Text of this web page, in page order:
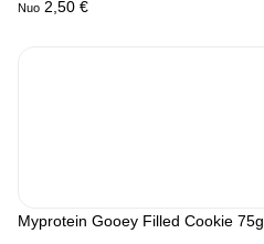
Nuo 2,50 €
Myprotein Gooey Filled Cookie 75g